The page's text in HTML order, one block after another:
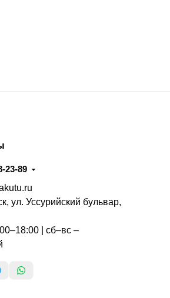
23-89
ул. Уссурийский бульвар,
| сб–вс –